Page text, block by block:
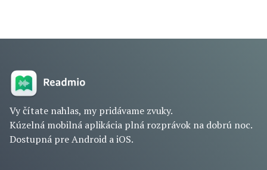
Vy čítate nahlas, my pridávame zvuky.
Kúzelná mobilná aplikácia plná rozprávok na dobrú noc.
Dostupná pre Android a iOS.